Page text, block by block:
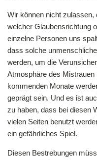
Wir können nicht
welcher Glaubensrichtung
einzelne Personen uns
dass solche
werden, um die
Atmosphäre des Mistrauen
kommenden Monate
geprägt sein. Und es ist
zu haben, dass bei diesen
vielen Seiten benutzt
ein gefährliches Spiel.
Diesen Bestrebungen